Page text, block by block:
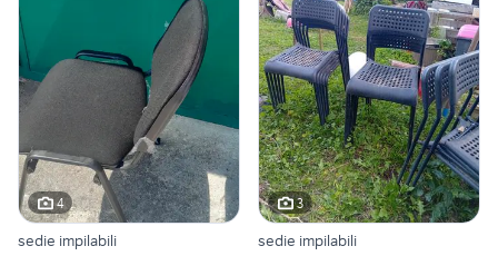
4
sedie impilabili
3
sedie impilabili